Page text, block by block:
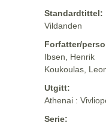
Standardtittel:
Vildanden
Forfatter/
Ibsen, Henrik
Koukoulas,
Utgitt:
Athenai :
Serie: